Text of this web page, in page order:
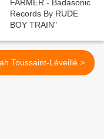
Sarah Toussaint-Léveillé >